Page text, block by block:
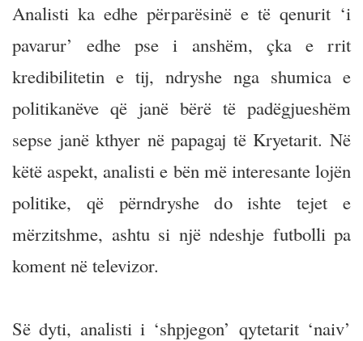
Analisti ka edhe përparësinë e të qenurit ‘i
pavarur’ edhe pse i anshëm, çka e rrit
kredibilitetin e tij, ndryshe nga shumica e
politikanëve që janë bërë të padëgjueshëm
sepse janë kthyer në papagaj të Kryetarit. Në
këtë aspekt, analisti e bën më interesante lojën
politike, që përndryshe do ishte tejet e
mërzitshme, ashtu si një ndeshje futbolli pa
koment në televizor.
Së dyti, analisti i ‘shpjegon’ qytetarit ‘naiv’